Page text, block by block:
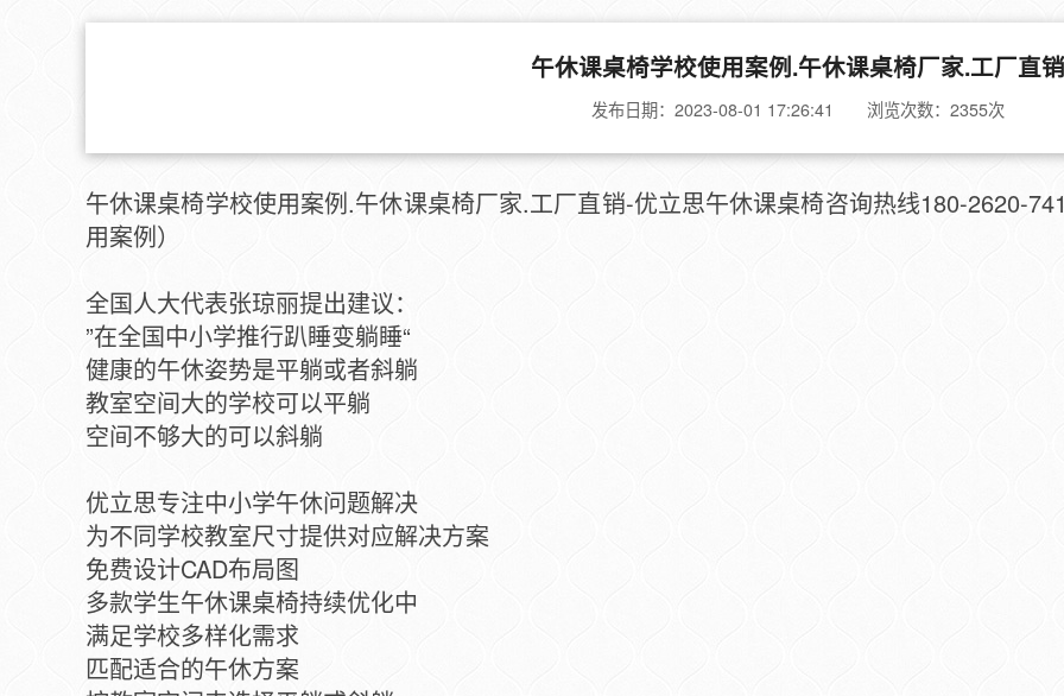
午休课桌椅学校使用案例.午休课桌椅厂家.工厂直销
发布日期：2023-08-01 17:26:41 浏览次数：2355次
午休课桌椅学校使用案例.午休课桌椅厂家.工厂直销-优立思午休课桌椅咨询热线180-2620-
用案例）
全国人大代表张琼丽提出建议：
”在全国中小学推行趴睡变躺睡“
健康的午休姿势是平躺或者斜躺
教室空间大的学校可以平躺
空间不够大的可以斜躺
优立思专注中小学午休问题解决
为不同学校教室尺寸提供对应解决方案
免费设计CAD布局图
多款学生午休课桌椅持续优化中
满足学校多样化需求
匹配适合的午休方案